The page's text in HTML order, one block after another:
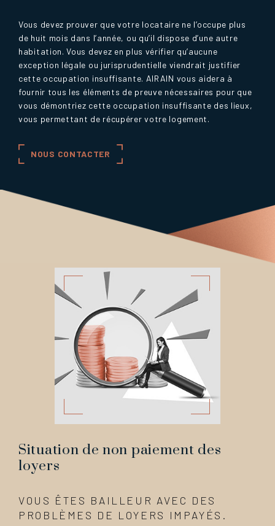
Vous devez prouver que votre locataire ne l’occupe plus
de huit mois dans l’année, ou qu’il dispose d’une autre
habitation. Vous devez en plus vérifier qu’aucune
exception légale ou jurisprudentielle viendrait justifier
cette occupation insuffisante. AIRAIN vous aidera à
fournir tous les éléments de preuve nécessaires pour que
vous démontriez cette occupation insuffisante des lieux,
vous permettant de récupérer votre logement.
NOUS CONTACTER
Situation de non paiement des
loyers
VOUS ÊTES BAILLEUR AVEC DES
PROBLÈMES DE LOYERS IMPAYÉS.